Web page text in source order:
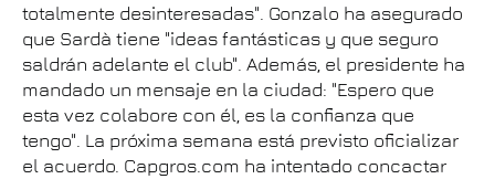
totalmente desinteresadas". Gonzalo ha asegurado
que Sardà tiene "ideas fantásticas y que seguro
saldrán adelante el club". Además, el presidente ha
mandado un mensaje en la ciudad: "Espero que
esta vez colabore con él, es la confianza que
tengo". La próxima semana está previsto oficializar
el acuerdo. Capgros.com ha intentado concactar